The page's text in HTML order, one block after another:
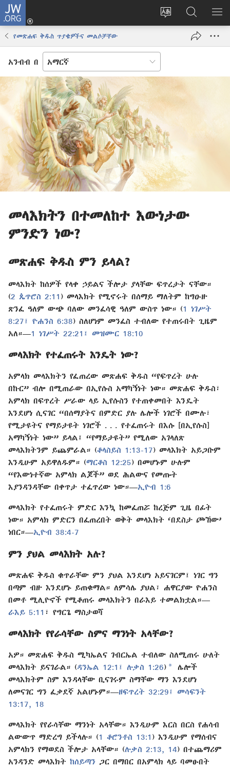
JW.ORG
የድረ
ግባ
(አዲስ
JW.ORG
ላይ
መፈለጊያ
የመጽሐፍ ቅዱስ ጥያቄዎችና መልሶቻቸው
አንብብ በ
መላእክትን በተመለከተ እውነታው
ምንድን ነው?
መጽሐፍ ቅዱስ ምን ይላል?
መላእክት ከሰዎች የላቀ ኃይልና ችሎታ ያላቸው ፍጥረታት ናቸው።
(2 ጴጥሮስ 2:11 ) መላእክት የሚኖሩት በሰማይ ማለትም ከግዑዙ
ጽንፈ ዓለም ውጭ ባለው መንፈሳዊ ዓለም ውስጥ ነው። (1 ነገሥት
8:27፤
ዮሐንስ 6:38) ስለሆነም መንፈስ ተብለው የተጠሩበት ጊዜም
አለ።—1 ነገሥት 22:21፤ መዝሙር 18:10
መላእክት የተፈጠሩት እንዴት ነው?
አምላክ መላእክትን የፈጠረው መጽሐፍ ቅዱስ “የፍጥረት ሁሉ
በኩር” ብሎ በሚጠራው በኢየሱስ አማካኝነት ነው። መጽሐፍ ቅዱስ፣
አምላክ በፍጥረት ሥራው ላይ ኢየሱስን የተጠቀመበት እንዴት
እንደሆነ ሲናገር “በሰማያትና በምድር ያሉ ሌሎች ነገሮች በሙሉ፣
የሚታዩትና የማይታዩት ነገሮች . . . የተፈጠሩት በእሱ [በኢየሱስ]
አማካኝነት ነው” ይላል፤ “የማይታዩት” የሚለው አገላለጽ
መላእክትንም ይጨምራል። (ቆላስይስ 1:13-17) መላእክት አይጋቡም
እንዲሁም አይዋለዱም። (ማርቆስ 12:25) በመሆኑም ሁሉም
“የእውነተኛው አምላክ ልጆች” ወደ ሕልውና የመጡት
እያንዳንዳቸው በቀጥታ ተፈጥረው ነው።—ኢዮብ 1:6
መላእክት የተፈጠሩት ምድር እንኳ ከመፈጠሯ ከረጅም ጊዜ በፊት
ነው። አምላክ ምድርን በፈጠረበት ወቅት መላእክት ‘በደስታ ጮኸው’
ነበር።—ኢዮብ 38:4-7
ምን ያህል መላእክት አሉ?
መጽሐፍ ቅዱስ ቁጥራቸው ምን ያህል እንደሆነ አይናገርም፤ ነገር ግን
በጣም ብዙ እንደሆኑ ይጠቁማል። ለምሳሌ ያህል፣ ሐዋርያው ዮሐንስ
በመቶ ሚሊዮኖች የሚቆጠሩ መላእክትን በራእይ ተመልክቷል።—
ራእይ 5:11 ፣ የግርጌ ማስታወሻ
መላእክት የየራሳቸው ስምና ማንነት አላቸው?
አዎ። መጽሐፍ ቅዱስ ሚካኤልና ገብርኤል ተብለው ስለሚጠሩ ሁለት
መላእክት ይናገራል። (ዳንኤል 12:1፤ ሉቃስ 1:26) a
ሌሎች
መላእክትም ስም እንዳላቸው ቢናገሩም ስማቸው ማን እንደሆነ
ለመናገር ግን ፈቃደኛ አልሆኑም።—ዘፍጥረት 32:29፤
መሳፍንት
13:17, 18
መላእክት የየራሳቸው ማንነት አላቸው። እንዲሁም እርስ በርስ የሐሳብ
ልውውጥ ማድረግ ይችላሉ። (1 ቆሮንቶስ 13:1 ) እንዲሁም የማሰብና
አምላክን የማወደስ ችሎታ አላቸው። (ሉቃስ 2:13, 14) በተጨማሪም
አንዳንድ መላእክት ከሰይጣን ጋር በማበር በአምላክ ላይ ባመፁበት